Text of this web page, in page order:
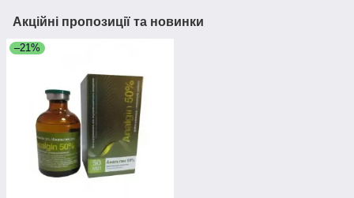
Акційні пропозиції та новинки
–21%